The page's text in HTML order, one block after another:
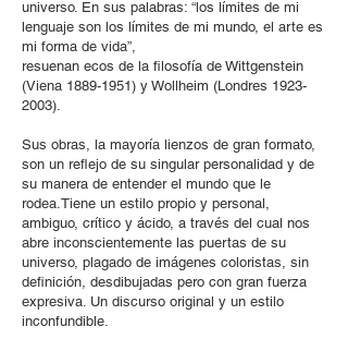
universo. En sus palabras: “los límites de mi
lenguaje son los límites de mi mundo, el arte es
mi forma de vida”,
resuenan ecos de la filosofía de Wittgenstein
(Viena 1889-1951) y Wollheim (Londres 1923-
2003).
Sus obras, la mayoría lienzos de gran formato,
son un reflejo de su singular personalidad y de
su manera de entender el mundo que le
rodea.Tiene un estilo propio y personal,
ambiguo, crítico y ácido, a través del cual nos
abre inconscientemente las puertas de su
universo, plagado de imágenes coloristas, sin
definición, desdibujadas pero con gran fuerza
expresiva. Un discurso original y un estilo
inconfundible.